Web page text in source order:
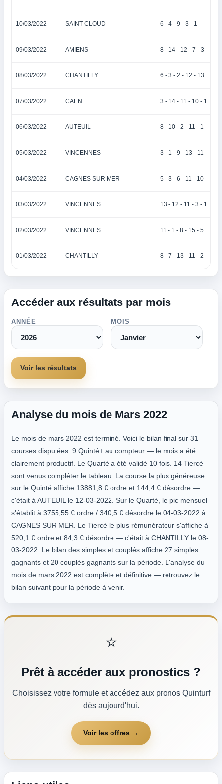
10/03/2022 SAINT CLOUD 6 - 4 - 9 - 3 - 1
09/03/2022 AMIENS 8 - 14 - 12 - 7 - 3
08/03/2022 CHANTILLY 6 - 3 - 2 - 12 - 13
07/03/2022 CAEN 3 - 14 - 11 - 10 - 1
06/03/2022 AUTEUIL 8 - 10 - 2 - 11 - 1
05/03/2022 VINCENNES 3 - 1 - 9 - 13 - 11
04/03/2022 CAGNES SUR MER 5 - 3 - 6 - 11 - 10
03/03/2022 VINCENNES 13 - 12 - 11 - 3 - 1
02/03/2022 VINCENNES 11 - 1 - 8 - 15 - 5
01/03/2022 CHANTILLY 8 - 7 - 13 - 11 - 2
Accéder aux résultats par mois
ANNÉE MOIS
Voir les résultats
Analyse du mois de Mars 2022
Le mois de mars 2022 est terminé. Voici le bilan final sur 31
courses disputées. 9 Quinté+ au compteur — le mois a été
clairement productif. Le Quarté a été validé 10 fois. 14 Tiercé
sont venus compléter le tableau. La course la plus généreuse
sur le Quinté affiche 13881,8 € ordre et 144,4 € désordre —
c'était à AUTEUIL le 12-03-2022. Sur le Quarté, le pic mensuel
s'établit à 3755,55 € ordre / 340,5 € désordre le 04-03-2022 à
CAGNES SUR MER. Le Tiercé le plus rémunérateur s'affiche à
520,1 € ordre et 84,3 € désordre — c'était à CHANTILLY le 08-
03-2022. Le bilan des simples et couplés affiche 27 simples
gagnants et 20 couplés gagnants sur la période. L'analyse du
mois de mars 2022 est complète et définitive — retrouvez le
bilan suivant pour la période à venir.
⭐
Prêt à accéder aux pronostics ?
Choisissez votre formule et accédez aux pronos Quinturf
dès aujourd'hui.
Voir les offres →